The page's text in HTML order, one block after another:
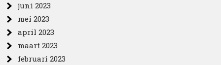
juni 2023
mei 2023
april 2023
maart 2023
februari 2023